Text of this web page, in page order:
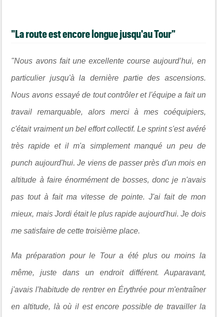
"La route est encore longue jusqu'au Tour"
"Nous avons fait une excellente course aujourd’hui, en
particulier jusqu'à la dernière partie des ascensions.
Nous avons essayé de tout contrôler et l'équipe a fait un
travail remarquable, alors merci à mes coéquipiers,
c'était vraiment un bel effort collectif. Le sprint s'est avéré
très rapide et il m'a simplement manqué un peu de
punch aujourd'hui. Je viens de passer près d'un mois en
altitude à faire énormément de bosses, donc je n'avais
pas tout à fait ma vitesse de pointe. J'ai fait de mon
mieux, mais Jordi était le plus rapide aujourd'hui. Je dois
me satisfaire de cette troisième place.
Ma préparation pour le Tour a été plus ou moins la
même, juste dans un endroit différent. Auparavant,
j'avais l'habitude de rentrer en Érythrée pour m'entraîner
en altitude, là où il est encore possible de travailler la